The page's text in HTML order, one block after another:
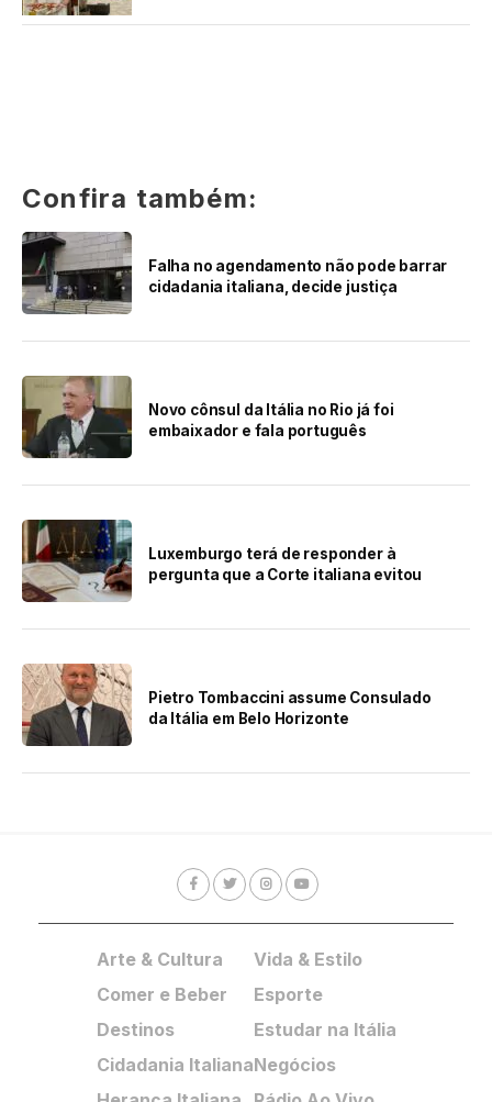
Confira também:
Falha no agendamento não pode barrar
cidadania italiana, decide justiça
Novo cônsul da Itália no Rio já foi
embaixador e fala português
Luxemburgo terá de responder à
pergunta que a Corte italiana evitou
Pietro Tombaccini assume Consulado
da Itália em Belo Horizonte
Arte & Cultura
Comer e Beber
Destinos
Cidadania Italiana
Vida & Estilo
Esporte
Estudar na Itália
Negócios